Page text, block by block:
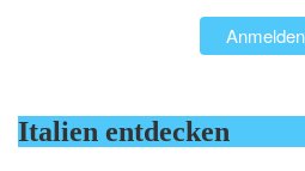
Anmelden
Italien entdecken